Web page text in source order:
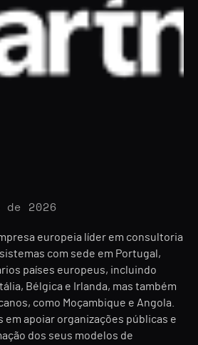
2026
europeia líder em consultoria
com sede em Portugal,
países europeus, incluindo
Bélgica e Irlanda, mas também
como Moçambique e Angola.
em apoiar organizações públicas e
dos seus modelos de